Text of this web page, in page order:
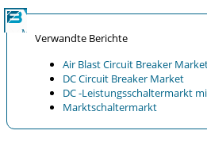
Verwandte Berichte
Air Blast Circuit Breaker
DC Circuit Breaker Market
DC -Leistungsschaltermarkt
Marktschaltermarkt